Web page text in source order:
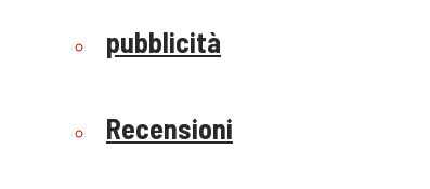
pubblicità
Recensioni